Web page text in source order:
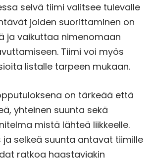
selvä tiimi valitsee tulevalle
joiden suorittaminen on
ja vaikuttaa nimenomaan
Tiimi voi myös
listalle tarpeen mukaan.
on tärkeää että
yhteinen suunta sekä
mistä lähteä liikkeelle.
ja selkeä suunta antavat tiimille
ratkoa haastaviakin